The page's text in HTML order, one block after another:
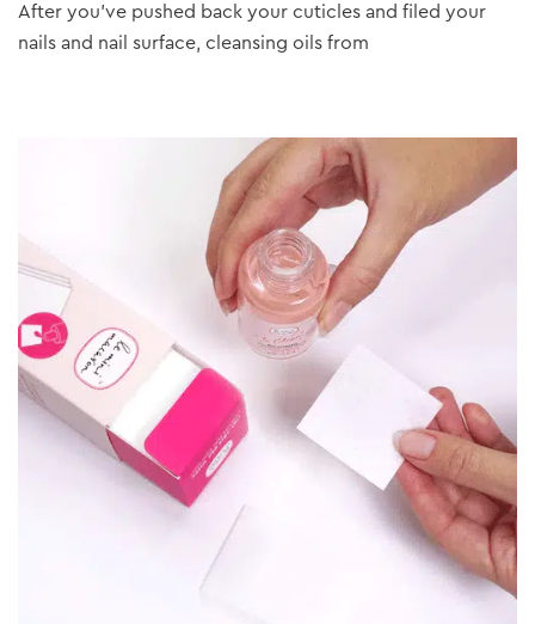
After you’ve pushed back your cuticles and filed your
nails and nail surface, cleansing oils from